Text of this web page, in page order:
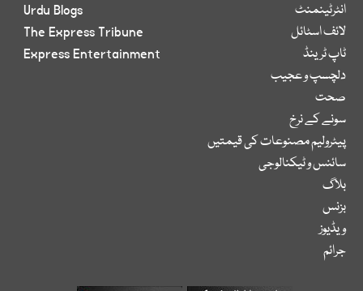
انٹرٹینمنٹ
لائف اسٹائل
ٹاپ ٹرینڈ
دلچسپ و عجیب
صحت
سونے کے نرخ
پیٹرولیم مصنوعات کی قیمتیں
سائنس و ٹیکنالوجی
بلاگ
بزنس
ویڈیوز
جرائم
Urdu Blogs
The Express Tribune
Express Entertainment